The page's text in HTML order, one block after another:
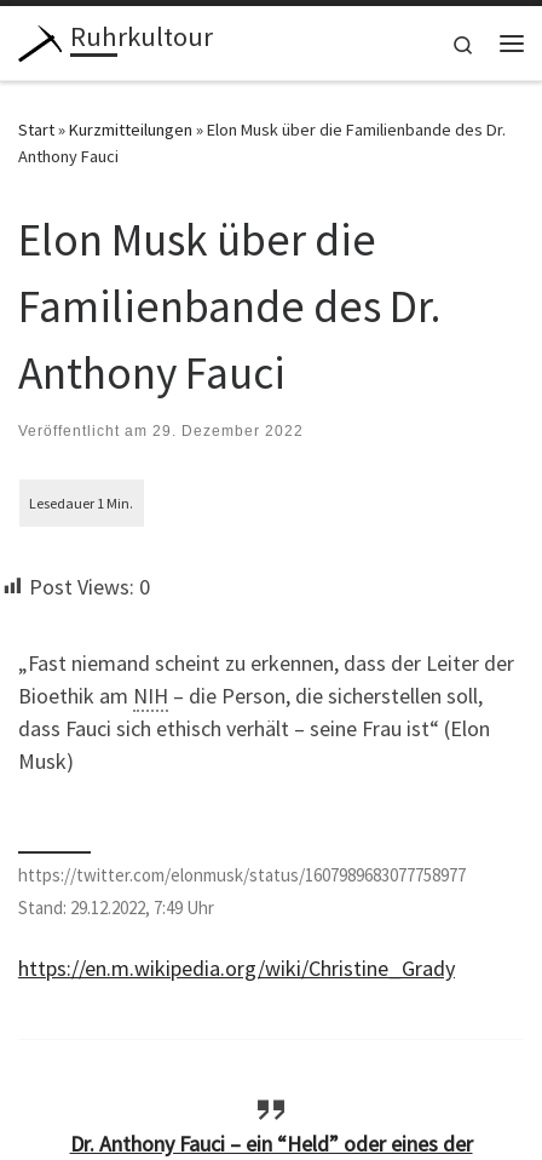
Zum Inhalt springen
Ruhrkultour
Search
Start»Kurzmitteilungen »Elon Musk über die Familienbande des Dr.
Anthony Fauci
Elon Musk über die
Familienbande des Dr.
Anthony Fauci
Veröffentlicht am 29. Dezember 2022
Post Views: 0
„Fast niemand scheint zu erkennen, dass der Leiter der
Bioethik am NIH – die Person, die sicherstellen soll,
dass Fauci sich ethisch verhält – seine Frau ist“ (Elon
Musk)
https://twitter.com/elonmusk/status/1607989683077758977
Stand: 29.12.2022, 7:49 Uhr
https://en.m.wikipedia.org/wiki/Christine_Grady
Dr. Anthony Fauci – ein “Held” oder eines der